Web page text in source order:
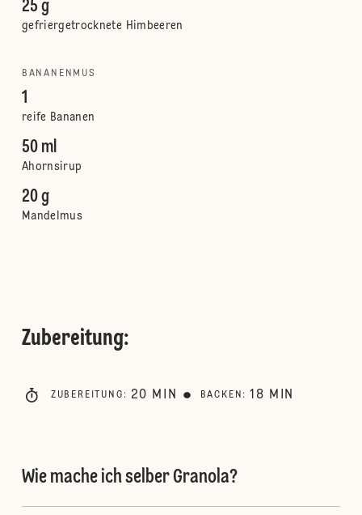
25 g
gefriergetrocknete Himbeeren
BANANENMUS
1
reife Bananen
50 ml
Ahornsirup
20 g
Mandelmus
Zubereitung:
ZUBEREITUNG : 20 MIN BACKEN : 18 MIN
Wie mache ich selber Granola?